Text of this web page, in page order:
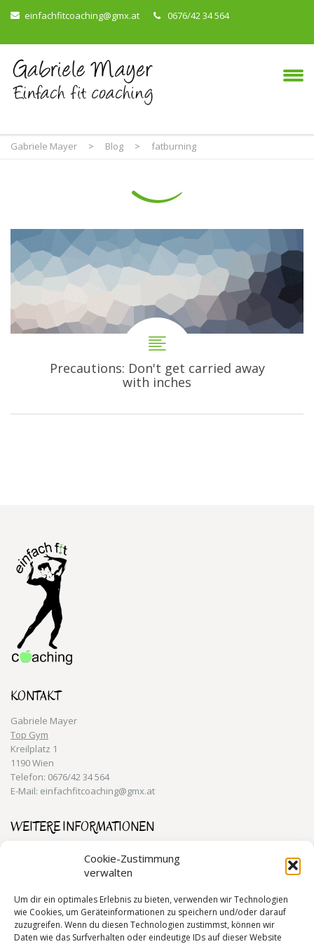
Cookie-Zustimmung
verwalten
Um dir ein optimales Erlebnis zu bieten, verwenden wir Technologien
wie Cookies, um Geräteinformationen zu speichern und/oder darauf
zuzugreifen. Wenn du diesen Technologien zustimmst, können wir
Daten wie das Surfverhalten oder eindeutige IDs auf dieser Website
einfachfitcoaching@gmx.at 0676/42 34 564
Gabriele Mayer > Blog > fatburning
Precautions: Don't get carried away
with inches
KONTAKT
Gabriele Mayer
Top Gym
Kreilplatz 1
1190 Wien
Telefon: 0676/42 34 564
E-Mail: einfachfitcoaching@gmx.at
WEITERE INFORMATIONEN
Training für den Alltag 1190 Wien
Personal Training 1190 Wien
Gesundheitstraining 1190 Wien
RECHTLICHE INFORMATIONEN